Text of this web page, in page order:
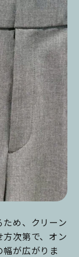
め、クリーン
次第で、オン
が広がりま